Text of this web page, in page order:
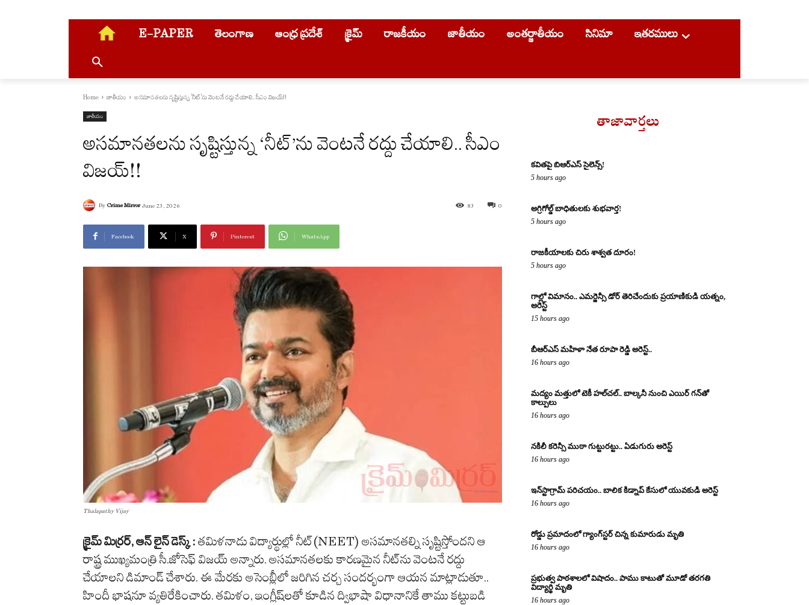
E-PAPER తెలంగాణ ఆంధ్ర ప్రదేశ్ క్రైమ్ రాజకీయం జాతీయం అంతర్జాతీయం సినిమా ఇతరములు
Home జాతీయం అసమానతలను సృష్టిస్తున్న 'నీట్‌‌'ను వెంటనే రద్దు చేయాలి.. సీఎం విజయ్!!
జాతీయం
అసమానతలను సృష్టిస్తున్న ‘నీట్‌‌’ను వెంటనే రద్దు చేయాలి.. సీఎం
విజయ్!!
By Crime Mirror June 23, 2026 0
83
Facebook X Pinterest WhatsApp
Thalapathy Vijay
క్రైమ్ మిర్రర్, ఆన్ లైన్ డెస్క్ : తమిళనాడు విద్యార్థుల్లో నీట్‌(NEET) అసమానతల్ని సృష్టిస్తోందని ఆ
రాష్ట్ర ముఖ్యమంత్రి సీ.జోసెఫ్ విజయ్ అన్నారు. అసమానతలకు కారణమైన నీట్‌‌ను వెంటనే రద్దు
చేయాలని డిమాండ్ చేశారు. ఈ మేరకు అసెంబ్లీలో జరిగిన చర్చ సందర్భంగా ఆయన మాట్లాడుతూ..
హిందీ భాషనూ వ్యతిరేకించారు. తమిళం, ఇంగ్లీష్‌లతో కూడిన ద్విభాషా విధానానికే తాము కట్టుబడి
తాజావార్తలు
కవితపై బిఆర్ఎస్ సైలెన్స్!
5 hours ago
అగ్రిగోల్డ్ బాధితులకు శుభవార్త!
5 hours ago
రాజకీయాలకు చిరు శాశ్వత దూరం!
5 hours ago
గాల్లో విమానం.. ఎమర్జెన్సీ డోర్ తెరిచేందుకు ప్రయాణికుడి యత్నం,
అరెస్ట్
15 hours ago
బీఆర్ఎస్ మహిళా నేత రూపా రెడ్డి అరెస్ట్..
16 hours ago
మద్యం మత్తులో టెకీ హల్‌చల్.. బాల్కనీ నుంచి ఎయిర్ గన్‌తో
కాల్పులు
16 hours ago
నకిలీ కరెన్సీ ముఠా గుట్టురట్టు.. ఏడుగురు అరెస్ట్
16 hours ago
ఇన్‌స్టాగ్రామ్ పరిచయం.. బాలిక కిడ్నాప్ కేసులో యువకుడి అరెస్ట్
16 hours ago
రోడ్డు ప్రమాదంలో గ్యాంగ్‌స్టర్ చిన్న కుమారుడు మృతి
16 hours ago
ప్రభుత్వ పాఠశాలలో విషాదం.. పాము కాటుతో మూడో తరగతి
విద్యార్థి మృతి
16 hours ago